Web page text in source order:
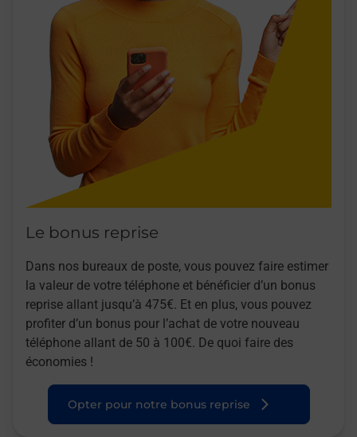
Le bonus reprise
Dans nos bureaux de poste, vous pouvez faire estimer
la valeur de votre téléphone et bénéficier d’un bonus
reprise allant jusqu’à 475€. Et en plus, vous pouvez
profiter d’un bonus pour l’achat de votre nouveau
téléphone allant de 50 à 100€. De quoi faire des
économies !
Opter pour notre bonus reprise